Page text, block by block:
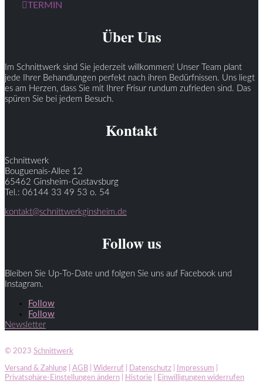
TERMIN
Über Uns
Im Schnittwerk sind Sie jederzeit willkommen! Unser Team plant
jede Ihrer Behandlungen perfekt nach ihren Bedürfnissen. Uns liegt
es am Herzen, dass Sie mit Ihrer Frisur rundum zufrieden sind. Das
spüren Sie bei jedem Besuch.
Kontakt
Schnittwerk
Bouguenais-Allee 12
65462 Ginsheim-Gustavsburg
Tel.: 06144 33 49 53 o. 54
kontakt@schnittwerkginsheim.de
Follow us
Bleiben Sie Up-To-Date und folgen Sie uns auf Facebook und
Instagram.
Follow
Follow
Newsletter
© 2023 Schnittwerk
Versand & Zahlung AGB Widerruf Datenschutz Impressum
Privatsphäre-Einstellungen ändern
Historie Einwilligungen widerrufen